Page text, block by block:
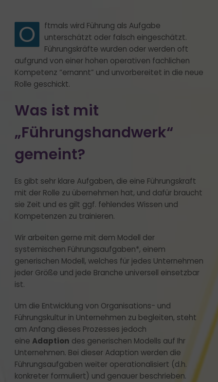
O
ftmals wird Führung als Aufgabe
unterschätzt oder falsch eingeschätzt.
Führungskräfte wurden oder werden oft
aufgrund von einer hohen operativen fachlichen
Kompetenz “ernannt” und unvorbereitet in die neue
Rolle geschickt.
Was ist mit
„Führungshandwerk“
gemeint?
Es gibt sehr klare Aufgaben, die eine Führungskraft
mit der Rolle zu übernehmen hat, und dafür braucht
sie Zeit und es gilt ggf. fehlendes Wissen und
Kompetenzen zu trainieren.
Wir arbeiten gerne mit dem Modell der
systemischen Führungsaufgaben*, einem
generischen Modell, welches für jedes Unternehmen
jeder Größe und jede Branche universell einsetzbar
ist.
Um die Entwicklung von Organisations- und
Führungskultur in Unternehmen zu begleiten, steht
am Anfang dieses Prozesses jedoch
eine Adaption des generischen Modells auf Ihr
Unternehmen. Bei dieser Adaption werden die
Führungsaufgaben weiter operationalisiert (d.h.
konkreter formuliert) und genauer beschrieben.